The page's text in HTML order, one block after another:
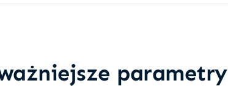
parametry